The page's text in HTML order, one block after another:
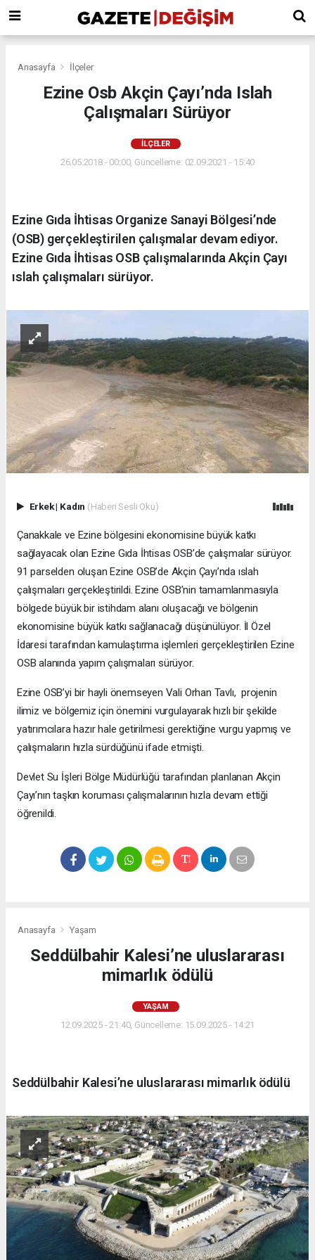
Anasayfa İlçeler
Ezine Osb Akçin Çayı’nda Islah
Çalışmaları Sürüyor
İLÇELER
26.05.2018 - 00:00, Güncelleme: 02.09.2021 - 15:40
Ezine Gıda İhtisas Organize Sanayi Bölgesi’nde
(OSB) gerçekleştirilen çalışmalar devam ediyor.
Ezine Gıda İhtisas OSB çalışmalarında Akçin Çayı
ıslah çalışmaları sürüyor.
Erkek| Kadın (Haberi Sesli Oku)
Çanakkale ve Ezine bölgesini ekonomisine büyük katkı
sağlayacak olan Ezine Gıda İhtisas OSB’de çalışmalar sürüyor.
91 parselden oluşan Ezine OSB’de Akçin Çayı’nda ıslah
çalışmaları gerçekleştirildi. Ezine OSB’nin tamamlanmasıyla
bölgede büyük bir istihdam alanı oluşacağı ve bölgenin
ekonomisine büyük katkı sağlanacağı düşünülüyor. İl Özel
İdaresi tarafından kamulaştırma işlemleri gerçekleştirilen Ezine
OSB alanında yapım çalışmaları sürüyor.
Ezine OSB’yi bir hayli önemseyen Vali Orhan Tavlı, projenin
ilimiz ve bölgemiz için önemini vurgulayarak hızlı bir şekilde
yatırımcılara hazır hale getirilmesi gerektiğine vurgu yapmış ve
çalışmaların hızla sürdüğünü ifade etmişti.
Devlet Su İşleri Bölge Müdürlüğü tarafından planlanan Akçin
Çayı’nın taşkın koruması çalışmalarının hızla devam ettiği
öğrenildi.
Anasayfa Yaşam
Seddülbahir Kalesi’ne uluslararası
mimarlık ödülü
YAŞAM
12.09.2025 - 21:40, Güncelleme: 15.09.2025 - 14:21
Seddülbahir Kalesi’ne uluslararası mimarlık ödülü